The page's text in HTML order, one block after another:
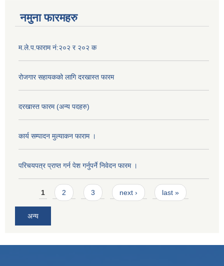
नमुना फारमहरु
म.ले.प.फाराम नं:२०२ र २०२ क
रोजगार सहायकको लागि दरखास्त फारम
दरखास्त फारम (अन्य पदहरु)
कार्य सम्पादन मुल्याक‌न फाराम ।
परिचयपत्र प्राप्त गर्न पेश गर्नुपर्ने निवेदन फारम ।
Pages
1 2 3 next › last »
अन्य